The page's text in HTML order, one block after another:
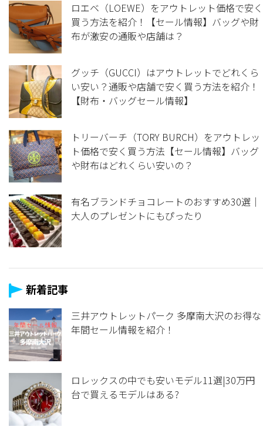
ロエベ（LOEWE）をアウトレット価格で安く
買う方法を紹介！【セール情報】バッグや財
布が激安の通販や店舗は？
グッチ（GUCCI）はアウトレットでどれくら
い安い？通販や店舗で安く買う方法を紹介！
【財布・バッグセール情報】
トリーバーチ（TORY BURCH）をアウトレッ
ト価格で安く買う方法【セール情報】バッグ
や財布はどれくらい安いの？
有名ブランドチョコレートのおすすめ30選｜
大人のプレゼントにもぴったり
新着記事
三井アウトレットパーク 多摩南大沢のお得な
年間セール情報を紹介！
ロレックスの中でも安いモデル11選|30万円
台で買えるモデルはある?